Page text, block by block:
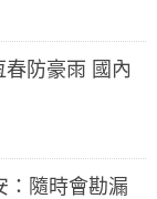
防豪雨 國內
：隨時會勘漏